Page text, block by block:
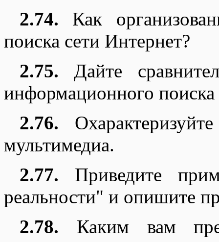
2.74. Как
поиска сети Интернет?
2.75. Дайте
информационного
2.76.
мультимедиа.
2.77. Приведите
реальности" и опишите
2.78. Каким вам